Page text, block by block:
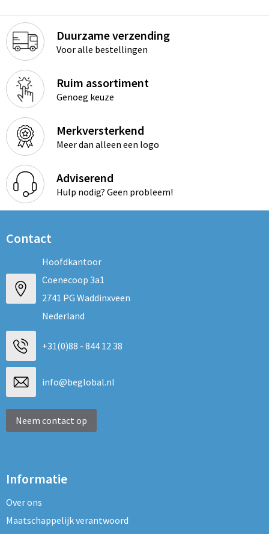
Duurzame verzending
Voor alle bestellingen
Ruim assortiment
Genoeg keuze
Merkversterkend
Meer dan alleen een logo
Adviserend
Hulp nodig? Geen probleem!
Contact
Hoofdkantoor
Coenecoop 3a1
2741 PG Waddinxveen
Nederland
+31(0)88 - 844 12 38
info@beglobal.nl
Neem contact op
Informatie
Over ons
Maatschappelijk verantwoord